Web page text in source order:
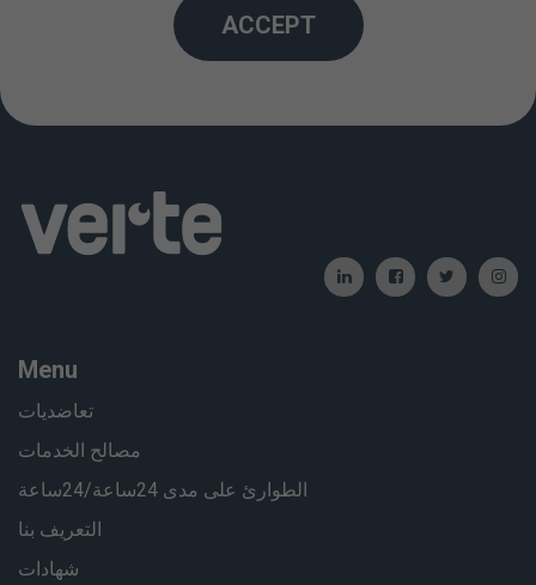
: 01/01/2012 / : 06/06/2024
Menu
تعاضديات
مصالح الخدمات
الطوارئ على مدى 24ساعة/24ساعة
التعريف بنا
شهادات
ACCEPT